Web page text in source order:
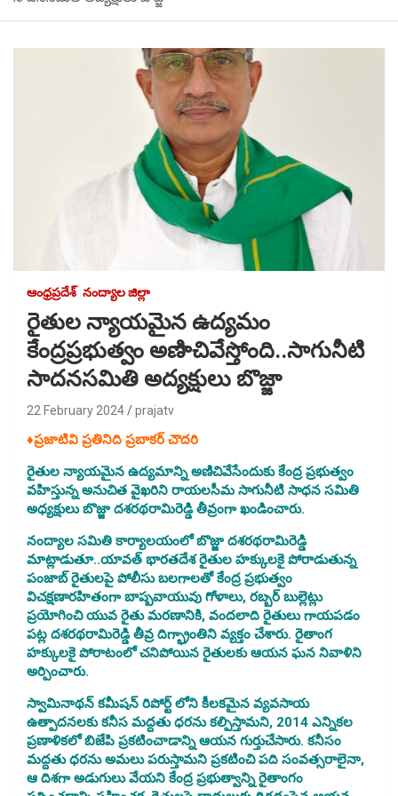
ఆంధ్రప్రదేశ్ నంద్యాల జిల్లా
రైతుల న్యాయమైన ఉద్యమం
కేంద్రప్రభుత్వం అణిాచివేస్తోంది..సాగునీటి
సాదనసమితి అద్యక్షులు బొజ్జా
22 February 2024 prajatv
♦ప్రజాటివి ప్రతినిది ప్రబాకర్ చౌదరి
రైతుల న్యాయమైన ఉద్యమాన్ని అణిచివేసేందుకు కేంద్ర ప్రభుత్వం
వహిస్తున్న అనుచిత వైఖరిని రాయలసీమ సాగునీటి సాధన సమితి
అధ్యక్షులు బొజ్జా దశరథరామిరెడ్డి తీవ్రంగా ఖండించారు.
నంద్యాల సమితి కార్యాలయంలో బొజ్జా దశరథరామిరెడ్డి
మాట్లాడుతూ..యావత్ భారతదేశ రైతుల హక్కులకై పోరాడుతున్న
పంజాబ్ రైతులపై పోలీసు బలగాలతో కేంద్ర ప్రభుత్వం
విచక్షణారహితంగా బాష్పవాయువు గోళాలు, రబ్బర్ బుల్లెట్లు
ప్రయోగించి యువ రైతు మరణానికి, వందలాది రైతులు గాయపడం
పట్ల దశరథరామిరెడ్డి తీవ్ర దిగ్భ్రాంతిని వ్యక్తం చేశారు. రైతాంగ
హక్కులకై పోరాటంలో చనిపోయిన రైతులకు ఆయన ఘన నివాళిని
అర్పించారు.
స్వామినాథన్ కమీషన్ రిపోర్ట్ లోని కీలకమైన వ్యవసాయ
ఉత్పాదనలకు కనీస మద్దతు ధరను కల్పిస్తామని, 2014 ఎన్నికల
ప్రణాళికలో బిజేపి ప్రకటించాడాన్ని ఆయన గుర్తుచేసారు. కనీసం
మద్దతు ధరను అమలు పరుస్తామని ప్రకటించి పది సంవత్సరాలైనా,
ఆ దిశగా అడుగులు వేయని కేంద్ర ప్రభుత్వాన్ని రైతాంగం